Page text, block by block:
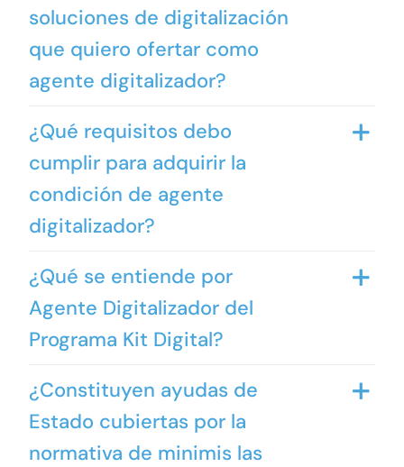
soluciones de digitalización
que quiero ofertar como
agente digitalizador?
¿Qué requisitos debo
cumplir para adquirir la
condición de agente
digitalizador?
¿Qué se entiende por
Agente Digitalizador del
Programa Kit Digital?
¿Constituyen ayudas de
Estado cubiertas por la
normativa de minimis las